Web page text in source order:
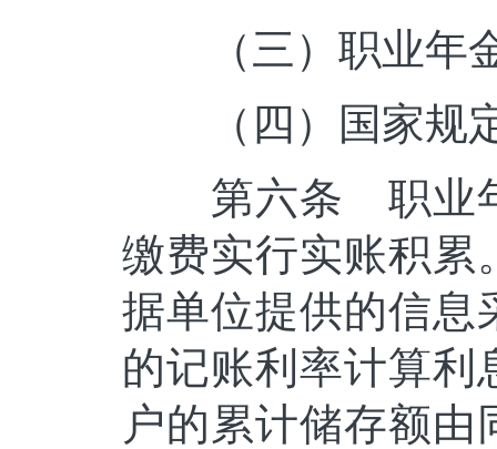
（三）职业年金
（四）国家规
第六条 职业年
缴费实行实账积累
据单位提供的信息
的记账利率计算利
户的累计储存额